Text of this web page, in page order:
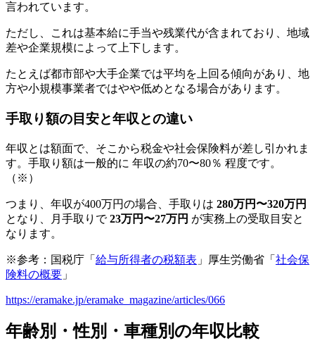
言われています。
ただし、これは基本給に手当や残業代が含まれており、地域
差や企業規模によって上下します。
たとえば都市部や大手企業では平均を上回る傾向があり、地
方や小規模事業者ではやや低めとなる場合があります。
手取り額の目安と年収との違い
年収とは額面で、そこから税金や社会保険料が差し引かれま
す。手取り額は一般的に 年収の約70〜80％ 程度です。
（※）
つまり、年収が400万円の場合、手取りは 280万円〜320万円
となり、月手取りで23万円〜27万円 が実務上の受取目安と
なります。
※参考：国税庁「 給与所得者の税額表 」厚生労働省「 社会保
険料の概要 」
https://eramake.jp/eramake_magazine/articles/066
年齢別・性別・車種別の年収比較